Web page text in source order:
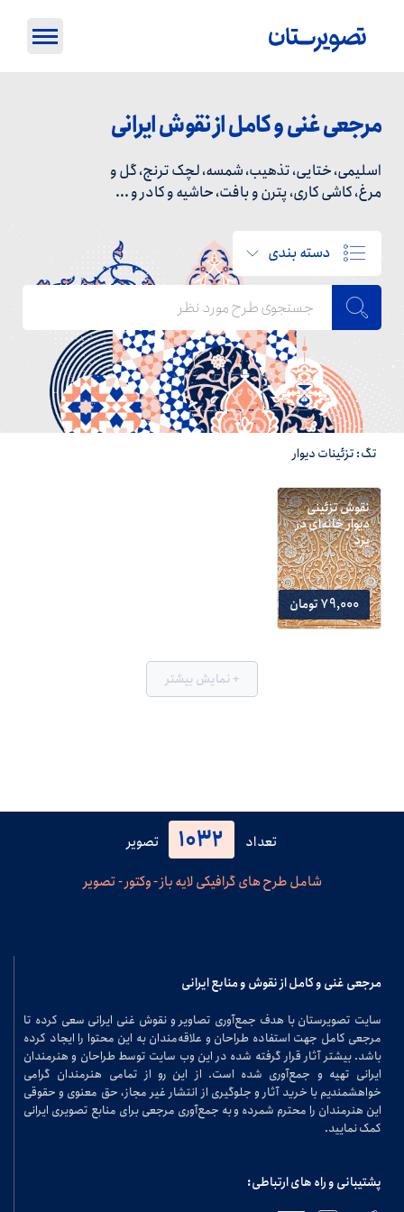
مرجعی غنی و کامل از نقوش ایرانی
اسلیمی، ختایی، تذهیب، شمسه، لچک ترنج، گل و
مرغ، کاشی کاری، پترن و بافت، حاشیه و کادر و ...
دسته بندی
تگ: تزئینات دیوار
نقوش تزئینی
دیوار خانه‌ای در
یزد
79,000 تومان
+ نمایش بیشتر
تعداد 1032
تصویر
شامل طرح های گرافیکی لایه باز - وکتور - تصویر
مرجعی غنی و کامل از نقوش و منابع ایرانی
سایت تصویرستان با هدف جمع‌آوری تصاویر و نقوش غنی ایرانی سعی کرده تا
مرجعی کامل جهت استفاده طراحان و علاقه‌مندان به این محتوا را ایجاد کرده
باشد. بیشتر آثار قرار گرفته شده در این وب سایت توسط طراحان و هنرمندان
ایرانی تهیه و جمع‌آوری شده است. از این رو از تمامی هنرمندان گرامی
خواهشمندیم با خرید آثار و جلوگیری از انتشار غیر مجاز، حق معنوی و حقوقی
این هنرمندان را محترم شمرده و به جمع‌آوری مرجعی برای منابع تصویری ایرانی
کمک نمایید.
پشتیبانی و راه های ارتباطی: